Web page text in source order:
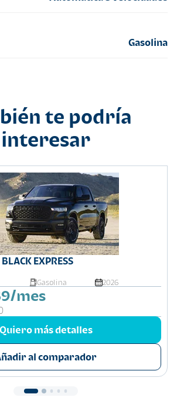
Gasolina
te podría
interesar
EXPRESS
Gasolina 2026
mes
Quiero más detalles
al comparador